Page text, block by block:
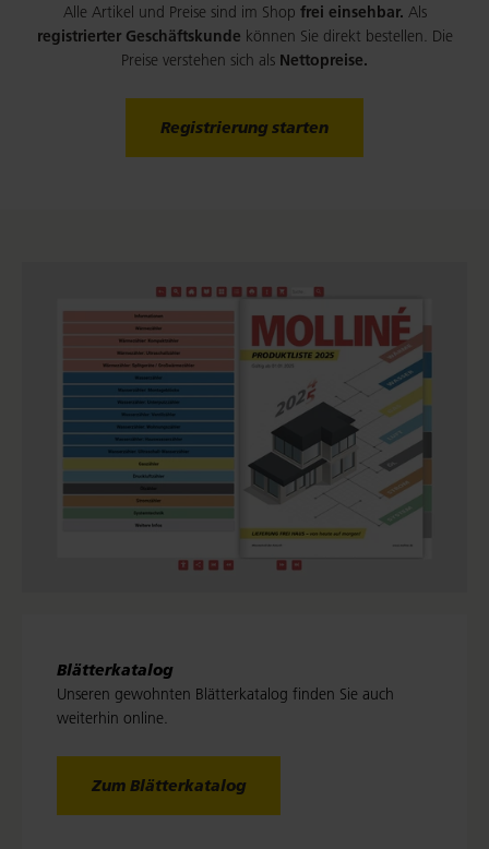
Alle Artikel und Preise sind im Shop frei einsehbar. Als
registrierter Geschäftskunde können Sie direkt bestellen. Die
Preise verstehen sich als Nettopreise.
Registrierung starten
Blätterkatalog
Unseren gewohnten Blätterkatalog finden Sie auch
weiterhin online.
Zum Blätterkatalog